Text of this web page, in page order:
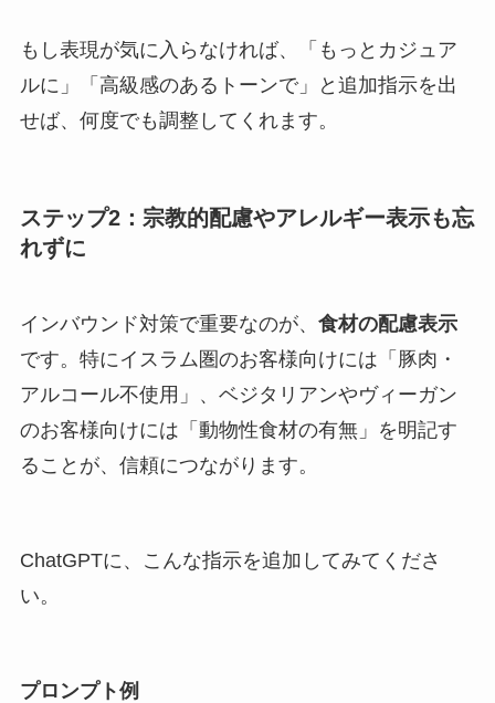
もし表現が気に入らなければ、「もっとカジュア
ルに」「高級感のあるトーンで」と追加指示を出
せば、何度でも調整してくれます。
ステップ2：宗教的配慮やアレルギー表示も忘
れずに
インバウンド対策で重要なのが、 食材の配慮表示
です。特にイスラム圏のお客様向けには「豚肉・
アルコール不使用」、ベジタリアンやヴィーガン
のお客様向けには「動物性食材の有無」を明記す
ることが、信頼につながります。
ChatGPTに、こんな指示を追加してみてくださ
い。
プロンプト例